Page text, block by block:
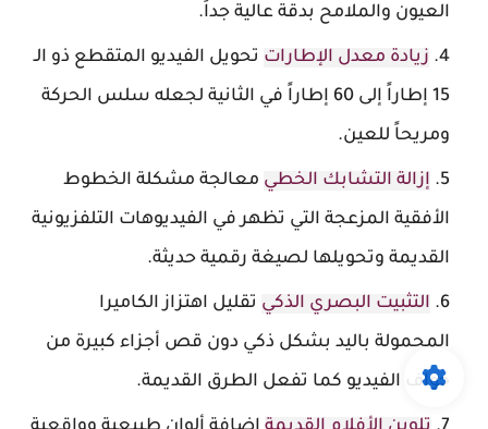
العيون والملامح بدقة عالية جداً.
زيادة معدل الإطارات تحويل الفيديو المتقطع ذو الـ
15 إطاراً إلى 60 إطاراً في الثانية لجعله سلس الحركة
ومريحاً للعين.
إزالة التشابك الخطي معالجة مشكلة الخطوط
الأفقية المزعجة التي تظهر في الفيديوهات التلفزيونية
القديمة وتحويلها لصيغة رقمية حديثة.
التثبيت البصري الذكي تقليل اهتزاز الكاميرا
المحمولة باليد بشكل ذكي دون قص أجزاء كبيرة من
حواف الفيديو كما تفعل الطرق القديمة.